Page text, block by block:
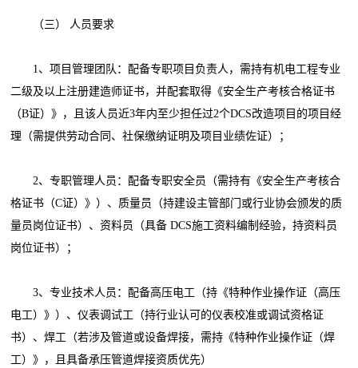
（三） 人员要求
1、项目管理团队：配备专职项目负责人，需持有机电工程专业
二级及以上注册建造师证书，并配套取得《安全生产考核合格证书
（B证）》，且该人员近3年内至少担任过2个DCS改造项目的项目经
理（需提供劳动合同、社保缴纳证明及项目业绩佐证）；
2、专职管理人员：配备专职安全员（需持有《安全生产考核合
格证书（C证）》）、质量员（持建设主管部门或行业协会颁发的质
量员岗位证书）、资料员（具备 DCS施工资料编制经验，持资料员
岗位证书）；
3、专业技术人员：配备高压电工（持《特种作业操作证（高压
电工）》）、仪表调试工（持行业认可的仪表校准或调试资格证
书）、焊工（若涉及管道或设备焊接，需持《特种作业操作证（焊
工）》，且具备承压管道焊接资质优先）